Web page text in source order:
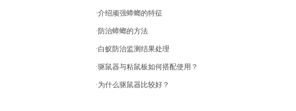
·介绍顽强蟑螂的特征
·防治蟑螂的方法
·白蚁防治监测结果处理
·驱鼠器与粘鼠板如何搭配使用？
·为什么驱鼠器比较好？